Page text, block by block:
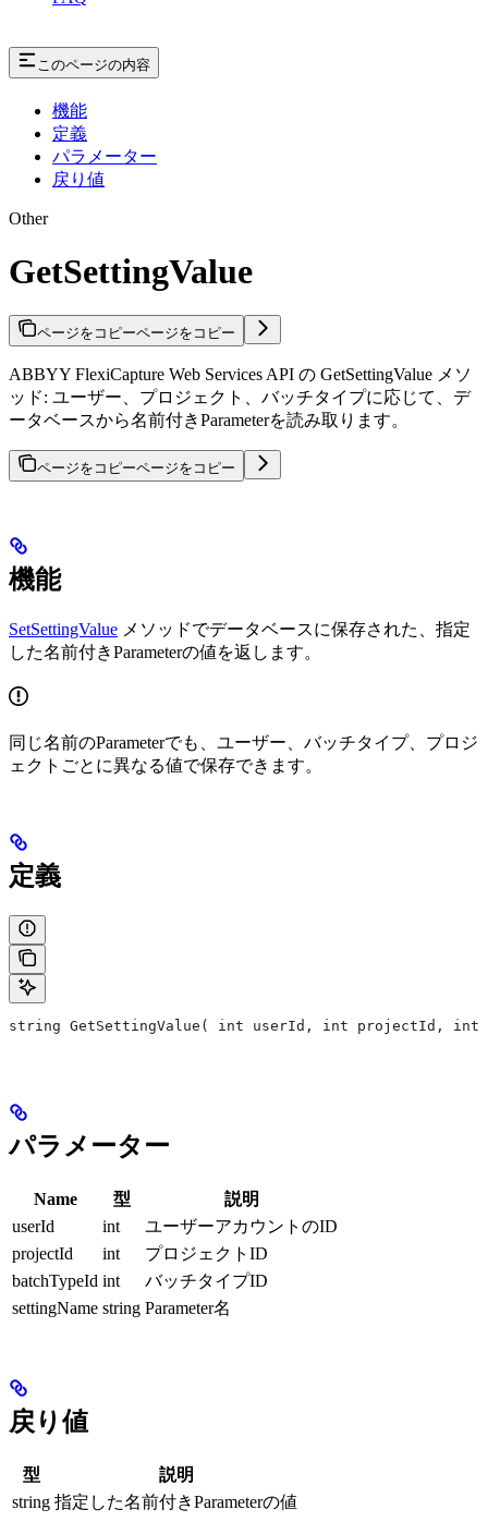
このページの内容
機能
定義
パラメーター
戻り値
Other
GetSettingValue
ページをコピーページをコピー
ABBYY FlexiCapture Web Services API の GetSettingValue メソ
ッド: ユーザー、プロジェクト、バッチタイプに応じて、デ
ータベースから名前付きParameterを読み取ります。
ページをコピーページをコピー
機能
SetSettingValue メソッドでデータベースに保存された、指定
した名前付きParameterの値を返します。
同じ名前のParameterでも、ユーザー、バッチタイプ、プロジ
ェクトごとに異なる値で保存できます。
定義
string GetSettingValue( int userId, int projectId, int
パラメーター
Name 型
説明
userId
int
ユーザーアカウントのID
projectId
int
プロジェクトID
batchTypeId int
バッチタイプID
settingName string Parameter名
戻り値
型
説明
string 指定した名前付きParameterの値